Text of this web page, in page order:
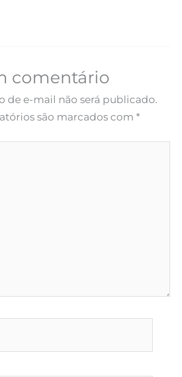
comentário
de e-mail não será publicado.
são marcados com *